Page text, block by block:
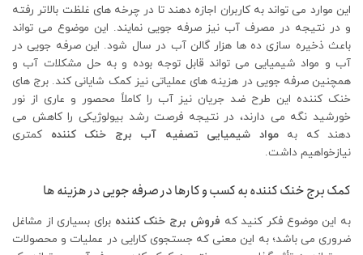
این موارد می‌ تواند به کاربران اجازه دهند تا در چرخه ‌های غلظت بالاتر رفته
و در نتیجه در مصرف آب نیز صرفه ‌جویی نمایند. این موضوع می تواند
باعث ذخیره سازی ده ها هزار گالن آب در سال شود. این صرفه جویی در
آب و مواد شیمیایی می تواند قابل توجه بوده و به حل مشکلات آب و
همچنین صرفه جویی در هزینه های عملیاتی نیز کمک شایانی کند. برج ‌های
خنک ‌کننده این طرح ضد جریان نیز آب را کاملاً محصور و عاری از نور
خورشید نگه می ‌دارند، در نتیجه فرصت رشد بیولوژیکی را کاهش می‌
دهند که بهمواد شیمیایی تصفیه آب برج خنک کننده کمتری
نیازخواهیم داشت.
کمک برج خنک کننده به کسب و کارها در صرفه جویی در هزینه ها
به این موضوع فکر کنید که فروش برج خنک‌ کننده برای بسیاری از مشاغل
ضروری می باشد؛ به این معنی که جستجوی کارایی در عملیات و محصولات